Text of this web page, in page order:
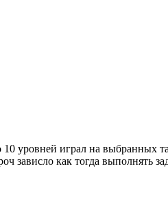
10 уровней играл на выбранных
зависло как тогда выполнять